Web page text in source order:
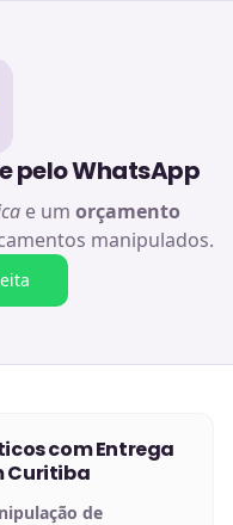
pelo WhatsApp
e um orçamento
manipulados.
com Entrega
Curitiba
de